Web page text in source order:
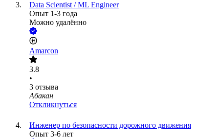
Data Scientist / ML Engineer
Опыт 1-3 года
Можно удалённо
Amarcon
3.8
•
3 отзыва
Абакан
Откликнуться
Инженер по безопасности дорожного движения
Опыт 3-6 лет